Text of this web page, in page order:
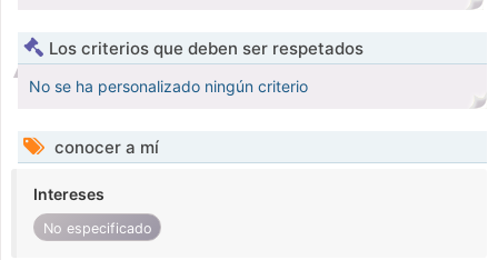
Los criterios que deben ser respetados
No se ha personalizado ningún criterio
conocer a mí
Intereses
No especificado